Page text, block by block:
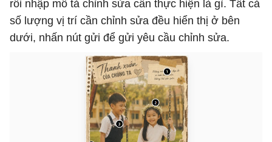
rồi nhập mô tả chỉnh sửa cần thực hiện là gì. Tất cả
số lượng vị trí cần chỉnh sửa đều hiển thị ở bên
dưới, nhấn nút gửi để gửi yêu cầu chỉnh sửa.